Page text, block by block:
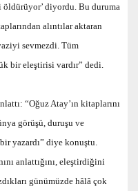
diyordu. Bu duruma
alıntılar aktaran
sevmezdi. Tüm
bir eleştirisi vardır” dedi.
“Oğuz Atay’ın kitaplarını
görüşü, duruşu ve
yazardı” diye konuştu.
anlattığını, eleştirdiğini
günümüzde hâlâ çok